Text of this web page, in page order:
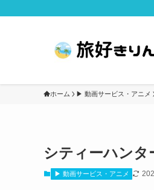
ホーム ▶ 動画サービス・アニメ
シティーハンタ
▶ 動画サービス・アニメ